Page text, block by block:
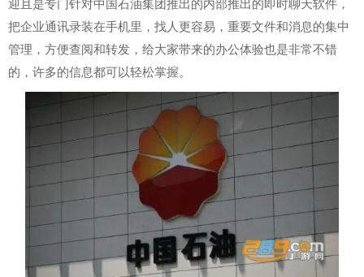
迎且是专门针对中国石油集团推出的内部推出的即时聊天软件，
把企业通讯录装在手机里，找人更容易，重要文件和消息的集中
管理，方便查阅和转发，给大家带来的办公体验也是非常不错
的，许多的信息都可以轻松掌握。